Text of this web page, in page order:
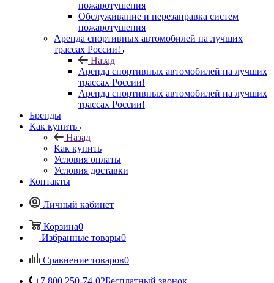
пожаротушения
Обслуживание и перезаправка систем
пожаротушения
Аренда спортивных автомобилей на лучших
трассах России!
Назад
Аренда спортивных автомобилей на лучших
трассах России!
Аренда спортивных автомобилей на лучших
трассах России!
Бренды
Как купить
Назад
Как купить
Условия оплаты
Условия доставки
Контакты
Личный кабинет
Корзина0
Избранные товары0
Сравнение товаров0
+7 800 250-74-02Бесплатный звонок